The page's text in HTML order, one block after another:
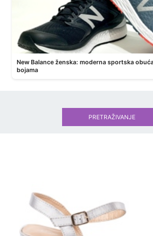
New Balance ženska: moderna sportska
bojama
PRETRAŽIVANJE